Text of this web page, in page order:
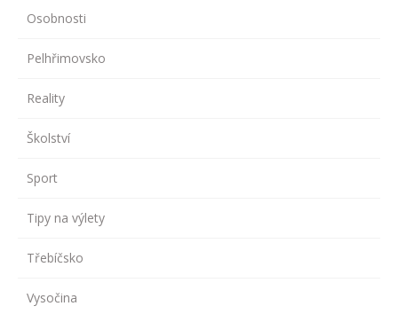
Osobnosti
Pelhřimovsko
Reality
Školství
Sport
Tipy na výlety
Třebíčsko
Vysočina